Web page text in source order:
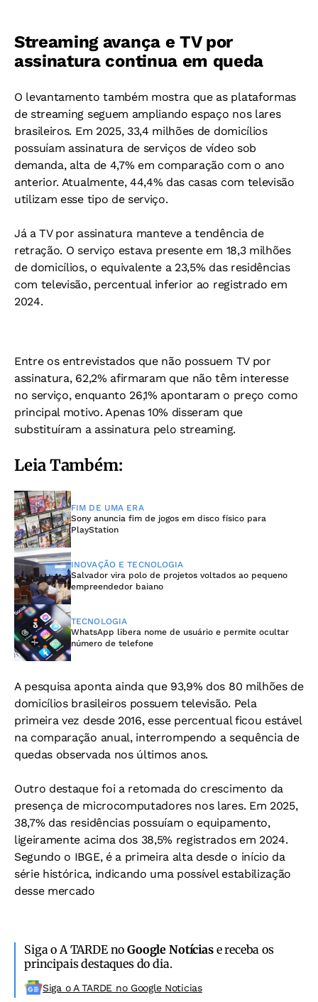
Streaming avança e TV por
assinatura continua em queda
O levantamento também mostra que as plataformas
de streaming seguem ampliando espaço nos lares
brasileiros. Em 2025, 33,4 milhões de domicílios
possuíam assinatura de serviços de vídeo sob
demanda, alta de 4,7% em comparação com o ano
anterior. Atualmente, 44,4% das casas com televisão
utilizam esse tipo de serviço.
Já a TV por assinatura manteve a tendência de
retração. O serviço estava presente em 18,3 milhões
de domicílios, o equivalente a 23,5% das residências
com televisão, percentual inferior ao registrado em
2024.
Entre os entrevistados que não possuem TV por
assinatura, 62,2% afirmaram que não têm interesse
no serviço, enquanto 26,1% apontaram o preço como
principal motivo. Apenas 10% disseram que
substituíram a assinatura pelo streaming.
Leia Também:
FIM DE UMA ERA
Sony anuncia fim de jogos em disco físico para
PlayStation
INOVAÇÃO E TECNOLOGIA
Salvador vira polo de projetos voltados ao pequeno
empreendedor baiano
TECNOLOGIA
WhatsApp libera nome de usuário e permite ocultar
número de telefone
A pesquisa aponta ainda que 93,9% dos 80 milhões de
domicílios brasileiros possuem televisão. Pela
primeira vez desde 2016, esse percentual ficou estável
na comparação anual, interrompendo a sequência de
quedas observada nos últimos anos.
Outro destaque foi a retomada do crescimento da
presença de microcomputadores nos lares. Em 2025,
38,7% das residências possuíam o equipamento,
ligeiramente acima dos 38,5% registrados em 2024.
Segundo o IBGE, é a primeira alta desde o início da
série histórica, indicando uma possível estabilização
desse mercado
Siga o A TARDE noGoogle Notíciase receba os
principais destaques do dia.
Siga o A TARDE no Google Noticias